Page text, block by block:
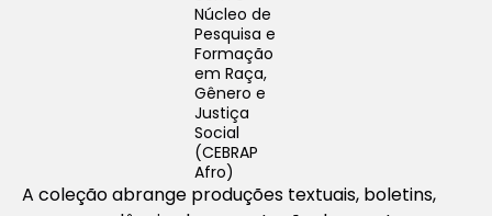
Núcleo de
Pesquisa e
Formação
em Raça,
Gênero e
Justiça
Social
(CEBRAP
Afro)
A coleção abrange produções textuais, boletins,